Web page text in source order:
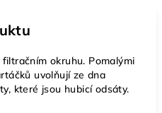
okruhu. Pomalými
uvolňují ze dna
které jsou hubicí odsáty.